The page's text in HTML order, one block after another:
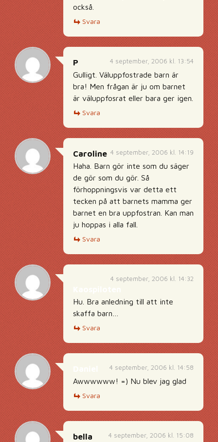
också.
Svara
4 september, 2006 kl. 13:54
P
Gulligt. Väluppfostrade barn är
bra! Men frågan är ju om barnet
är väluppfosrat eller bara ger igen.
Svara
4 september, 2006 kl. 14:19
Caroline
Haha. Barn gör inte som du säger
de gör som du gör. Så
förhoppningsvis var detta ett
tecken på att barnets mamma ger
barnet en bra uppfostran. Kan man
ju hoppas i alla fall.
Svara
4 september, 2006 kl. 14:32
Hu. Bra anledning till att inte
skaffa barn…
Svara
4 september, 2006 kl. 14:58
Awwwwww! =) Nu blev jag glad
Svara
4 september, 2006 kl. 15:08
bella